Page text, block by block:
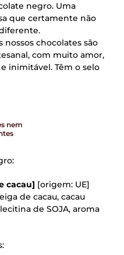
negro. Uma
que certamente não
nossos chocolates são
com muito amor,
inimitável. Têm o selo
nem
cacau] [origem: UE]
de cacau, cacau
de SOJA, aroma